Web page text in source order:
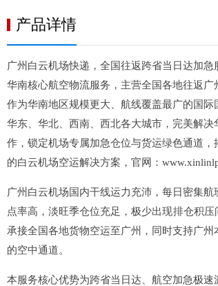
产品详情
广州白云机场快递，全国往返跨省当日达加
华南核心航空物流服务，主营全国各地往返广
作为华南地区规模更大、航线覆盖最广的国
华东、华北、西南、西北各大城市，完美解
作，锁定机场专属加急仓位与货运绿色通道
的白云机场空运解决方案，官网：
广州白云机场国内干线运力充沛，每日密集
点率高，淡旺季仓位充足，极少出现排仓积
承接全国各地货物空运至广州，同时支持广
的空中通道。
本服务核心优势为跨省当日达、航空加急极